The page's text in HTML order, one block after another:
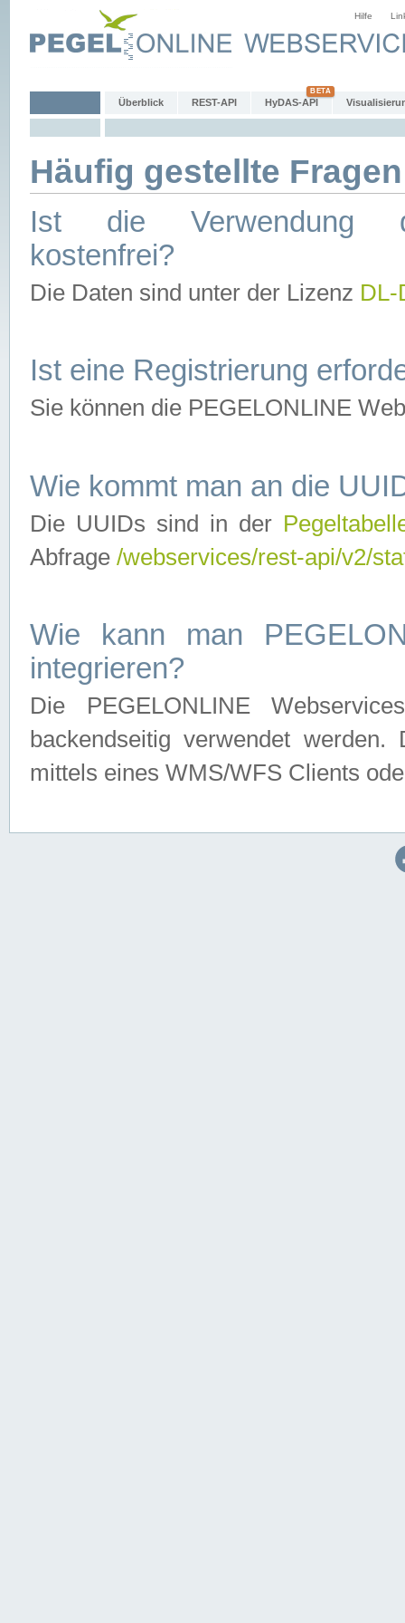
Hilfe
Überblick REST-API HyDAS-API
Häufig gestellte
Ist die Verwendung
kostenfrei?
Die Daten sind unter der Lizenz
Ist eine Registrierung
Sie können die PEGELONLINE
Wie kommt man an die
Die UUIDs sind in der
Abfrage /webservices/rest-api/v2/
Wie kann man
integrieren?
Die PEGELONLINE
backendseitig verwendet
mittels eines WMS/WFS Clients